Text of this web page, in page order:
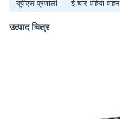
यूपीएस प्रणाली
ई-चार पहिया वाहन
उत्पाद चित्र